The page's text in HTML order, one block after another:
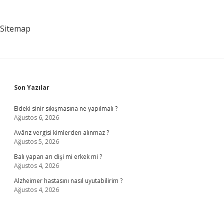
Sitemap
Sidebar
Son Yazılar
Eldeki sinir sıkışmasına ne yapılmalı ?
Ağustos 6, 2026
Avârız vergisi kimlerden alınmaz ?
Ağustos 5, 2026
Balı yapan arı dişi mi erkek mi ?
Ağustos 4, 2026
Alzheimer hastasını nasıl uyutabilirim ?
Ağustos 4, 2026